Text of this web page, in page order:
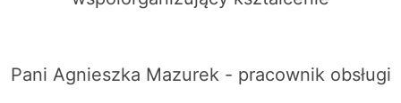
Pani Agnieszka Mazurek - pracownik obsługi